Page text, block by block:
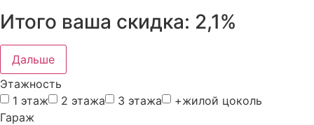
Итого ваша скидка: 2,1%
Дальше
Этажность
1 этаж
2 этажа 3 этажа
+жилой цоколь
Гараж